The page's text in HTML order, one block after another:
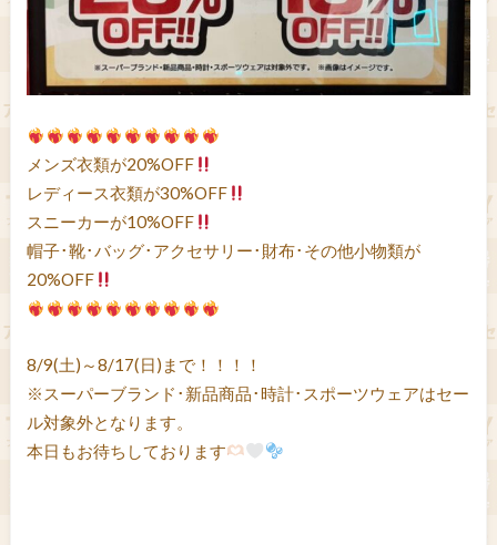
メンズ衣類が20%OFF
レディース衣類が30%OFF
スニーカーが10%OFF
帽子･靴･バッグ･アクセサリー･財布･その他小物類が
20%OFF
8/9(土)～8/17(日)まで！！！！
※スーパーブランド･新品商品･時計･スポーツウェアはセー
ル対象外となります。
本日もお待ちしております